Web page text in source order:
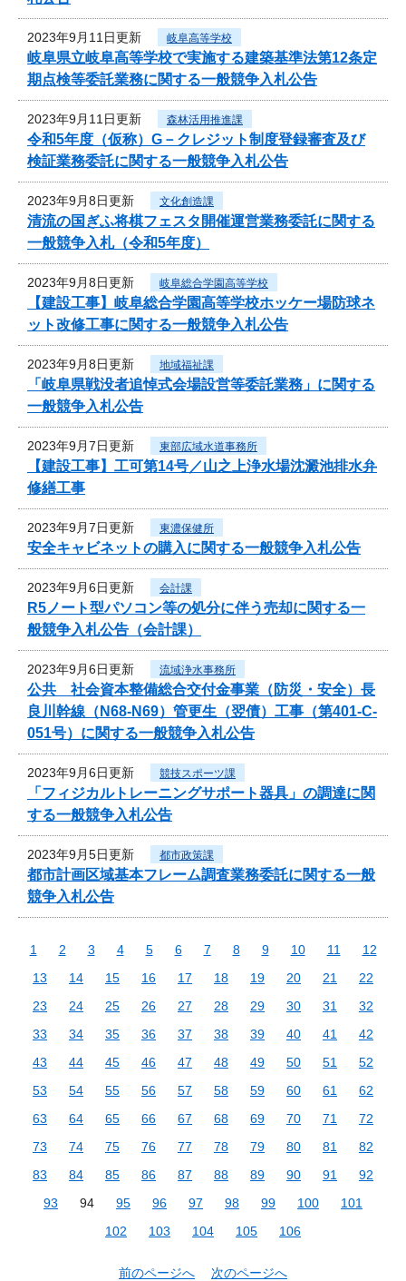
2023年9月11日更新 岐阜高等学校
岐阜県立岐阜高等学校で実施する建築基準法第12条定
期点検等委託業務に関する一般競争入札公告
2023年9月11日更新 森林活用推進課
令和5年度（仮称）G－クレジット制度登録審査及び
検証業務委託に関する一般競争入札公告
2023年9月8日更新 文化創造課
清流の国ぎふ将棋フェスタ開催運営業務委託に関する
一般競争入札（令和5年度）
2023年9月8日更新 岐阜総合学園高等学校
【建設工事】岐阜総合学園高等学校ホッケー場防球ネ
ット改修工事に関する一般競争入札公告
2023年9月8日更新 地域福祉課
「岐阜県戦没者追悼式会場設営等委託業務」に関する
一般競争入札公告
2023年9月7日更新 東部広域水道事務所
【建設工事】工可第14号／山之上浄水場沈澱池排水弁
修繕工事
2023年9月7日更新 東濃保健所
安全キャビネットの購入に関する一般競争入札公告
2023年9月6日更新 会計課
R5ノート型パソコン等の処分に伴う売却に関する一
般競争入札公告（会計課）
2023年9月6日更新 流域浄水事務所
公共 社会資本整備総合交付金事業（防災・安全）長
良川幹線（N68-N69）管更生（翌債）工事（第401-C-
051号）に関する一般競争入札公告
2023年9月6日更新 競技スポーツ課
「フィジカルトレーニングサポート器具」の調達に関
する一般競争入札公告
2023年9月5日更新 都市政策課
都市計画区域基本フレーム調査業務委託に関する一般
競争入札公告
1 2 3 4 5 6 7 8 9 10 11
12
13
14 15 16 17 18 19 20 21
22
23
24 25 26 27 28 29 30 31
32
33
34 35 36 37 38 39 40 41
42
43
44 45 46 47 48 49 50 51
52
53
54 55 56 57 58 59 60 61
62
63
64 65 66 67 68 69 70 71
72
73
74 75 76 77 78 79 80 81
82
83
84 85 86 87 88 89 90 91
92
93
94 95 96 97 98 99 100
101
102
103 104 105 106
前のページへ 次のページへ